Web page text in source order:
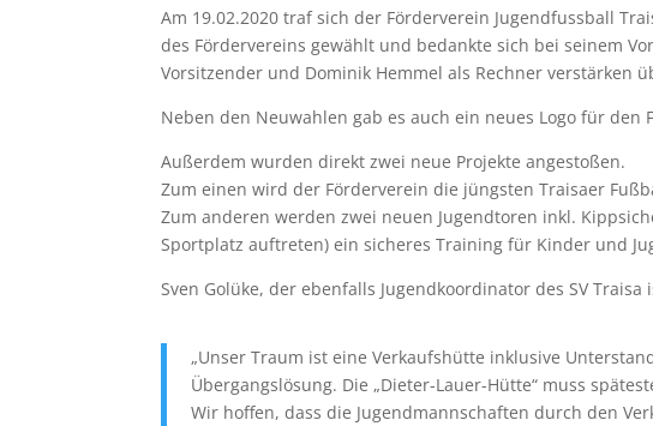
Am 19.02.2020 traf sich der Förderverein Jugendfussball
des Fördervereins gewählt und bedankte sich bei seinem
Vorsitzender und Dominik Hemmel als Rechner verstärken
Neben den Neuwahlen gab es auch ein neues Logo für den
Außerdem wurden direkt zwei neue Projekte angestoßen.
Zum einen wird der Förderverein die jüngsten Traisaer
Zum anderen werden zwei neuen Jugendtoren inkl.
Sportplatz auftreten) ein sicheres Training für Kinder und
Sven Golüke, der ebenfalls Jugendkoordinator des SV
„Unser Traum ist eine Verkaufshütte inklusive
Übergangslösung. Die „Dieter-Lauer-Hütte“ muss
Wir hoffen, dass die Jugendmannschaften durch den